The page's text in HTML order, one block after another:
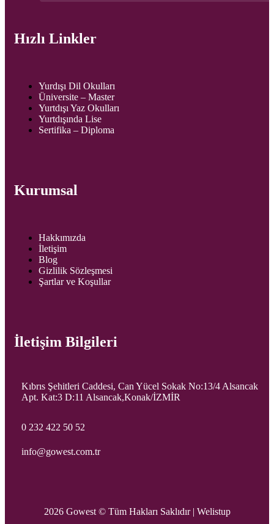
Hızlı Linkler
Yurdışı Dil Okulları
Üniversite – Master
Yurtdışı Yaz Okulları
Yurtdışında Lise
Sertifika – Diploma
Kurumsal
Hakkımızda
İletişim
Blog
Gizlilik Sözleşmesi
Şartlar ve Koşullar
İletişim Bilgileri
Kıbrıs Şehitleri Caddesi, Can Yücel Sokak No:13/4 Alsancak
Apt. Kat:3 D:11 Alsancak,Konak/İZMİR
0 232 422 50 52
info@gowest.com.tr
2026 Gowest © Tüm Hakları Saklıdır | Welistup